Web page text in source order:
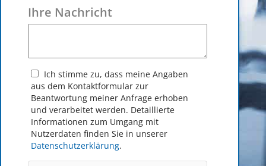
Ihre Nachricht
Ich stimme zu, dass meine Angaben
aus dem Kontakt­formular zur
Beantwortung meiner Anfrage erhoben
und verarbeitet werden. Detaillierte
Informationen zum Umgang mit
Nutzerdaten finden Sie in unserer
Datenschutzerklärung.